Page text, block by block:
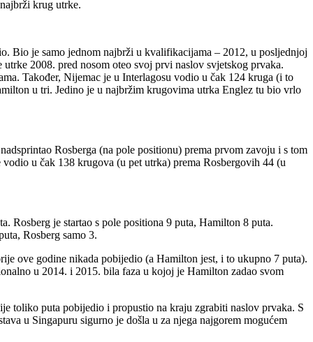
krug utrke.
Bio je samo jednom najbrži u kvalifikacijama – 2012, u posljednjoj
2008. pred nosom oteo svoj prvi naslov svjetskog prvaka.
Također, Nijemac je u Interlagosu vodio u čak 124 kruga (i to
u tri. Jedino je u najbržim krugovima utrka Englez tu bio vrlo
Rosberga (na pole positionu) prema prvom zavoju i s tom
u čak 138 krugova (u pet utrka) prema Rosbergovih 44 (u
Rosberg je startao s pole positiona 9 puta, Hamilton 8 puta.
Rosberg samo 3.
ove godine nikada pobijedio (a Hamilton jest, i to ukupno 7 puta).
u 2014. i 2015. bila faza u kojoj je Hamilton zadao svom
toliko puta pobijedio i propustio na kraju zgrabiti naslov prvaka. S
u Singapuru sigurno je došla u za njega najgorem mogućem